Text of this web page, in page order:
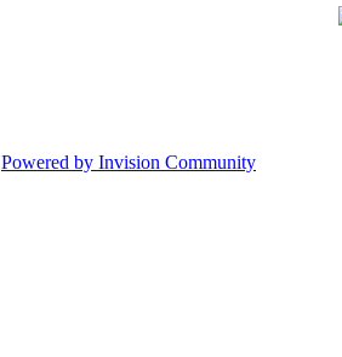
Powered by Invision Community